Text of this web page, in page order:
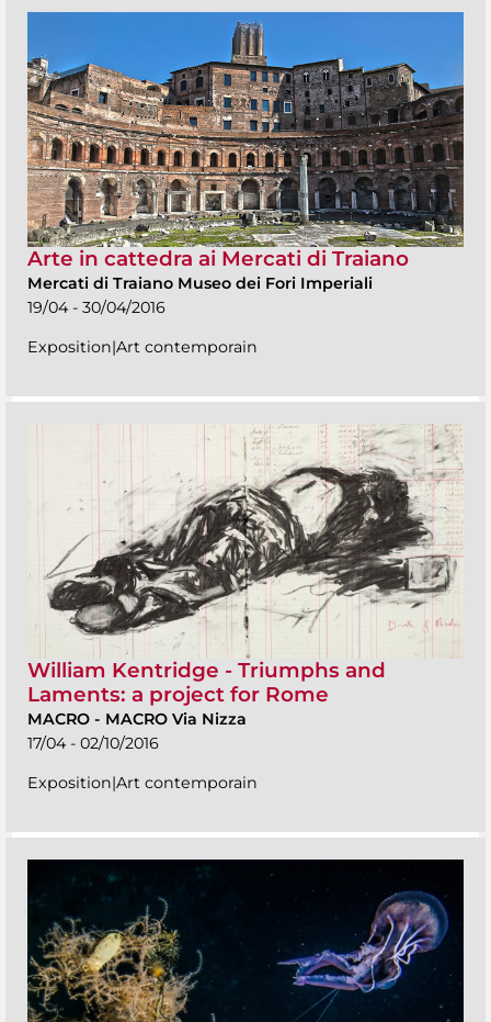
Arte in cattedra ai Mercati di Traiano
Mercati di Traiano Museo dei Fori Imperiali
19/04 - 30/04/2016
Exposition|Art contemporain
William Kentridge - Triumphs and
Laments: a project for Rome
MACRO - MACRO Via Nizza
17/04 - 02/10/2016
Exposition|Art contemporain